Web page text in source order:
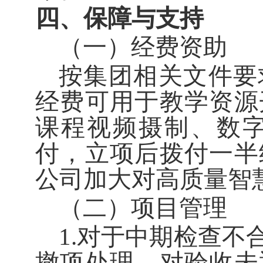
四、保障与支持
（一）经费资助
按集团相关文件
经费可用于教学资
课程视频摄制、数
付，立项后拨付一
公司加大对高质量智
（二）项目管理
1.对于中期检查不